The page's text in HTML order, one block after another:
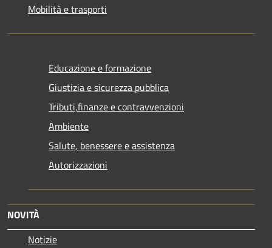
Mobilità e trasporti
Educazione e formazione
Giustizia e sicurezza pubblica
Tributi,finanze e contravvenzioni
Ambiente
Salute, benessere e assistenza
Autorizzazioni
NOVITÀ
Notizie